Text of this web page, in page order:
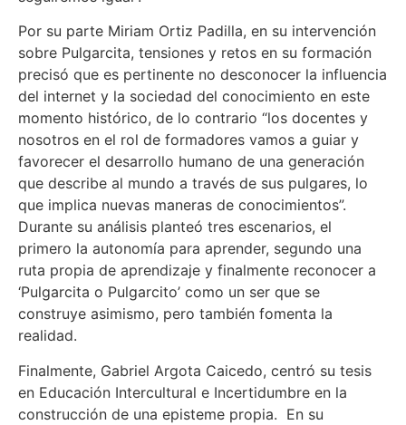
Por su parte Miriam Ortiz Padilla, en su intervención
sobre Pulgarcita, tensiones y retos en su formación
precisó que es pertinente no desconocer la influencia
del internet y la sociedad del conocimiento en este
momento histórico, de lo contrario “los docentes y
nosotros en el rol de formadores vamos a guiar y
favorecer el desarrollo humano de una generación
que describe al mundo a través de sus pulgares, lo
que implica nuevas maneras de conocimientos”.
Durante su análisis planteó tres escenarios, el
primero la autonomía para aprender, segundo una
ruta propia de aprendizaje y finalmente reconocer a
‘Pulgarcita o Pulgarcito’ como un ser que se
construye asimismo, pero también fomenta la
realidad.
Finalmente, Gabriel Argota Caicedo, centró su tesis
en Educación Intercultural e Incertidumbre en la
construcción de una episteme propia. En su